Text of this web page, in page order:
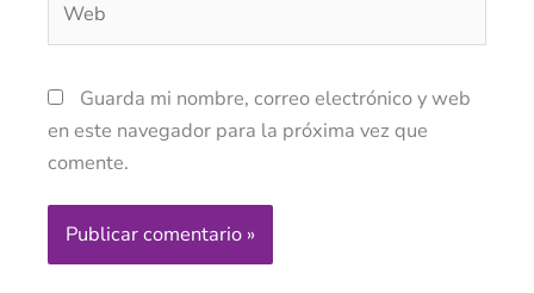
Guarda mi nombre, correo electrónico y web
en este navegador para la próxima vez que
comente.